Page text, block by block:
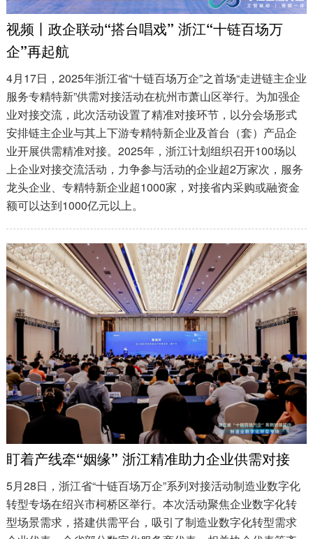
视频丨政企联动“搭台唱戏” 浙江“十链百场万
企”再起航
4月17日，2025年浙江省“十链百场万企”之首场“走进链主企业
服务专精特新”供需对接活动在杭州市萧山区举行。为加强企
业对接交流，此次活动设置了精准对接环节，以分会场形式
安排链主企业与其上下游专精特新企业及首台（套）产品企
业开展供需精准对接。2025年，浙江计划组织召开100场以
上企业对接交流活动，力争参与活动的企业超2万家次，服务
龙头企业、专精特新企业超1000家，对接省内采购或融资金
额可以达到1000亿元以上。
盯着产线牵“姻缘” 浙江精准助力企业供需对接
5月28日，浙江省“十链百场万企”系列对接活动制造业数字化
转型专场在绍兴市柯桥区举行。本次活动聚焦企业数字化转
型场景需求，搭建供需平台，吸引了制造业数字化转型需求